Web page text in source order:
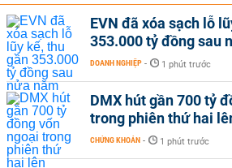
EVN đã xóa sạch lỗ
353.000 tỷ đồng sau
DOANH NGHIỆP - 1 phút trước
DMX hút gần 700 tỷ
trong phiên thứ hai
CHỨNG KHOÁN - 1 phút trước